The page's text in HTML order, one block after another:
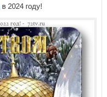
в 2024 году!